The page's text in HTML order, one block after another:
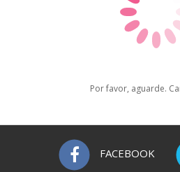
Por favor, aguarde.
FACEBOOK